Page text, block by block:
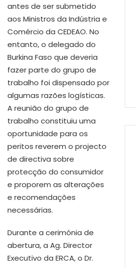
antes de ser submetido
aos Ministros da Indústria e
Comércio da CEDEAO. No
entanto, o delegado do
Burkina Faso que deveria
fazer parte do grupo de
trabalho foi dispensado por
algumas razões logísticas.
A reunião do grupo de
trabalho constituiu uma
oportunidade para os
peritos reverem o projecto
de directiva sobre
protecção do consumidor
e proporem as alterações
e recomendações
necessárias.
Durante a cerimónia de
abertura, a Ag. Director
Executivo da ERCA, o Dr.